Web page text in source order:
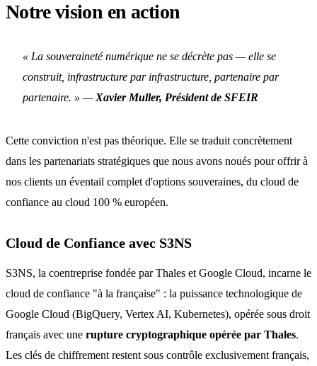
Notre vision en action
« La souveraineté numérique ne se décrète pas — elle se
construit, infrastructure par infrastructure, partenaire par
partenaire. » — Xavier Muller, Président de SFEIR
Cette conviction n'est pas théorique. Elle se traduit concrètement
dans les partenariats stratégiques que nous avons noués pour offrir à
nos clients un éventail complet d'options souveraines, du cloud de
confiance au cloud 100 % européen.
Cloud de Confiance avec S3NS
S3NS, la coentreprise fondée par Thales et Google Cloud, incarne le
cloud de confiance "à la française" : la puissance technologique de
Google Cloud (BigQuery, Vertex AI, Kubernetes), opérée sous droit
français avec une rupture cryptographique opérée par Thales.
Les clés de chiffrement restent sous contrôle exclusivement français,